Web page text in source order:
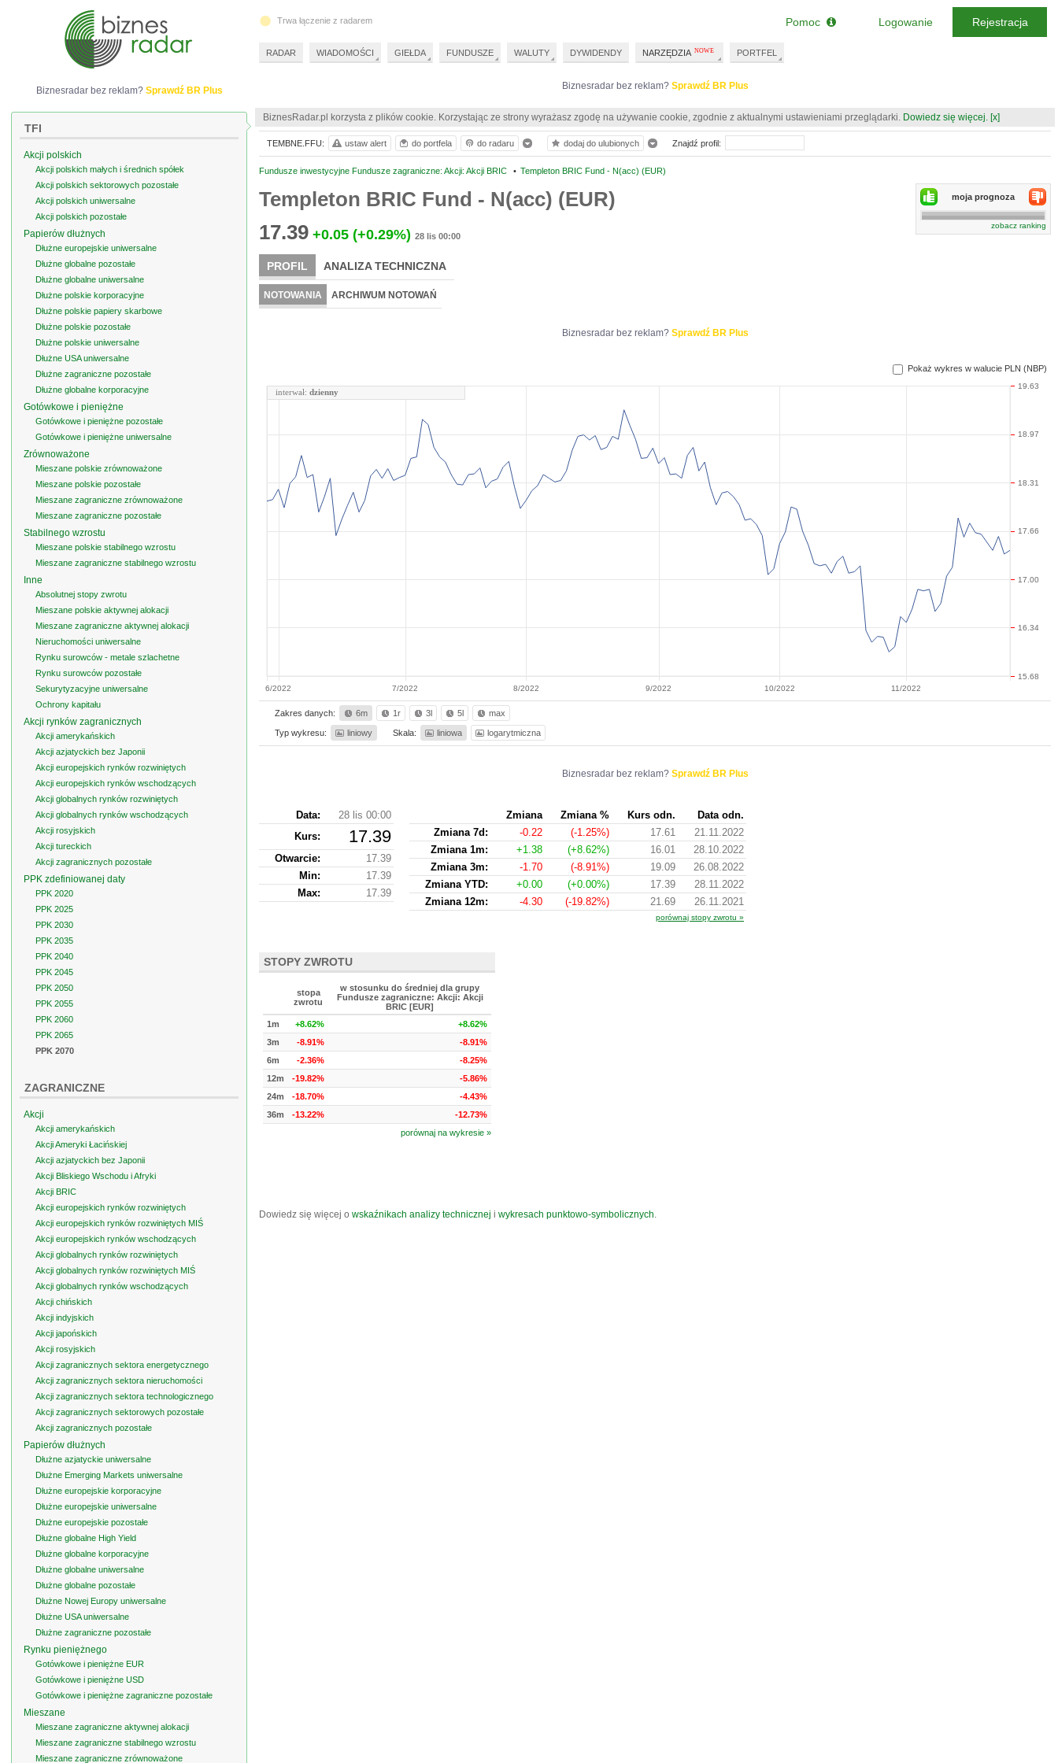
Biznesradar bez reklam? Sprawdź BR Plus
BiznesRadar.pl korzysta z plików cookie. Korzystając ze strony wyrażasz zgodę na używanie cookie, zgodnie z aktualnymi ustawieniami przeglądarki. Dowiedz się więcej. [x]
Fundusze inwestycyjne Fundusze zagraniczne: Akcji: Akcji BRIC • Templeton BRIC Fund - N(acc) (EUR)
Templeton BRIC Fund - N(acc) (EUR)
17.39 +0.05 (+0.29%) 28 lis 00:00
moja prognoza
zobacz ranking
PROFIL ANALIZA TECHNICZNA
NOTOWANIA ARCHIWUM NOTOWAŃ
Biznesradar bez reklam? Sprawdź BR Plus
Pokaż wykres w walucie PLN (NBP)
6/2022 7/2022 8/2022 9/2022 10/2022 11/2022
15.68
16.34
17.00
17.66
18.31
18.97
19.63
interwał: dzienny
Zakres danych: 6m 1r 3l 5l max
Typ wykresu: liniowy Skala: liniowa logarytmiczna
Biznesradar bez reklam? Sprawdź BR Plus
Data:
28 lis 00:00
Kurs: 17.39
Otwarcie:
17.39
Min:
17.39
Max:
17.39
Zmiana Zmiana % Kurs odn.
Data odn.
Zmiana 7d:
-0.22 (-1.25%) 17.61
21.11.2022
Zmiana 1m:
+1.38 (+8.62%) 16.01
28.10.2022
Zmiana 3m:
-1.70 (-8.91%) 19.09
26.08.2022
Zmiana YTD:
+0.00 (+0.00%) 17.39
28.11.2022
Zmiana 12m:
-4.30 (-19.82%) 21.69 26.11.2021
porównaj stopy zwrotu »
STOPY ZWROTU
stopa
zwrotu
w stosunku do średniej dla grupy
Fundusze zagraniczne: Akcji: Akcji
BRIC [EUR]
1m
+8.62%
+8.62%
3m
-8.91%
-8.91%
6m
-2.36%
-8.25%
12m
-19.82%
-5.86%
24m
-18.70%
-4.43%
36m
-13.22%
-12.73%
porównaj na wykresie »
Dowiedz się więcej o wskaźnikach analizy technicznej i wykresach punktowo-symbolicznych.
TEMBNE.FFU: ustaw alert do portfela do radaru dodaj do ulubionych Znajdź profil:
Biznesradar bez reklam? Sprawdź BR Plus
TFI
Akcji polskich
Akcji polskich małych i średnich spółek
Akcji polskich sektorowych pozostałe
Akcji polskich uniwersalne
Akcji polskich pozostałe
Papierów dłużnych
Dłużne europejskie uniwersalne
Dłużne globalne pozostałe
Dłużne globalne uniwersalne
Dłużne polskie korporacyjne
Dłużne polskie papiery skarbowe
Dłużne polskie pozostałe
Dłużne polskie uniwersalne
Dłużne USA uniwersalne
Dłużne zagraniczne pozostałe
Dłużne globalne korporacyjne
Gotówkowe i pieniężne
Gotówkowe i pieniężne pozostałe
Gotówkowe i pieniężne uniwersalne
Zrównoważone
Mieszane polskie zrównoważone
Mieszane polskie pozostałe
Mieszane zagraniczne zrównoważone
Mieszane zagraniczne pozostałe
Stabilnego wzrostu
Mieszane polskie stabilnego wzrostu
Mieszane zagraniczne stabilnego wzrostu
Inne
Absolutnej stopy zwrotu
Mieszane polskie aktywnej alokacji
Mieszane zagraniczne aktywnej alokacji
Nieruchomości uniwersalne
Rynku surowców - metale szlachetne
Rynku surowców pozostałe
Sekurytyzacyjne uniwersalne
Ochrony kapitału
Akcji rynków zagranicznych
Akcji amerykańskich
Akcji azjatyckich bez Japonii
Akcji europejskich rynków rozwiniętych
Akcji europejskich rynków wschodzących
Akcji globalnych rynków rozwiniętych
Akcji globalnych rynków wschodzących
Akcji rosyjskich
Akcji tureckich
Akcji zagranicznych pozostałe
PPK zdefiniowanej daty
PPK 2020
PPK 2025
PPK 2030
PPK 2035
PPK 2040
PPK 2045
PPK 2050
PPK 2055
PPK 2060
PPK 2065
PPK 2070
ZAGRANICZNE
Akcji
Akcji amerykańskich
Akcji Ameryki Łacińskiej
Akcji azjatyckich bez Japonii
Akcji Bliskiego Wschodu i Afryki
Akcji BRIC
Akcji europejskich rynków rozwiniętych
Akcji europejskich rynków rozwiniętych MIŚ
Akcji europejskich rynków wschodzących
Akcji globalnych rynków rozwiniętych
Akcji globalnych rynków rozwiniętych MIŚ
Akcji globalnych rynków wschodzących
Akcji chińskich
Akcji indyjskich
Akcji japońskich
Akcji rosyjskich
Akcji zagranicznych sektora energetycznego
Akcji zagranicznych sektora nieruchomości
Akcji zagranicznych sektora technologicznego
Akcji zagranicznych sektorowych pozostałe
Akcji zagranicznych pozostałe
Papierów dłużnych
Dłużne azjatyckie uniwersalne
Dłużne Emerging Markets uniwersalne
Dłużne europejskie korporacyjne
Dłużne europejskie uniwersalne
Dłużne europejskie pozostałe
Dłużne globalne High Yield
Dłużne globalne korporacyjne
Dłużne globalne uniwersalne
Dłużne globalne pozostałe
Dłużne Nowej Europy uniwersalne
Dłużne USA uniwersalne
Dłużne zagraniczne pozostałe
Rynku pieniężnego
Gotówkowe i pieniężne EUR
Gotówkowe i pieniężne USD
Gotówkowe i pieniężne zagraniczne pozostałe
Mieszane
Mieszane zagraniczne aktywnej alokacji
Mieszane zagraniczne stabilnego wzrostu
Mieszane zagraniczne zrównoważone
Trwa łączenie z radarem
RADAR WIADOMOŚCI GIEŁDA FUNDUSZE WALUTY DYWIDENDY NARZĘDZIA PORTFEL
Pomoc Logowanie Rejestracja